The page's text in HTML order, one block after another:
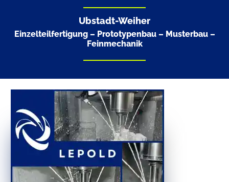
Ubstadt-Weiher
Einzelteilfertigung – Prototypenbau – Musterbau –
Feinmechanik